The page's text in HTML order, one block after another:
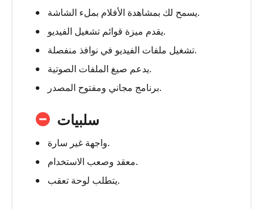
يسمح لك بمشاهدة الأفلام بملء الشاشة.
يقدم ميزة قوائم تشغيل الفيديو.
تشغيل ملفات الفيديو في نوافذ منفصلة.
يدعم صيغ الملفات الصوتية.
برنامج مجاني ومفتوح المصدر.
سلبيات
واجهة غير سارة.
معقد وصعب الاستخدام.
يتطلب لوحة تعقب.